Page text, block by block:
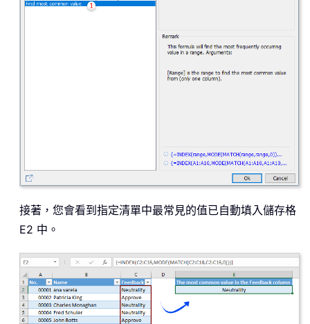
接著，您會看到指定清單中最常見的值已自動填入儲存格
E2 中。